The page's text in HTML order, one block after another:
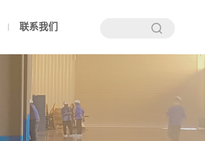
联系我们